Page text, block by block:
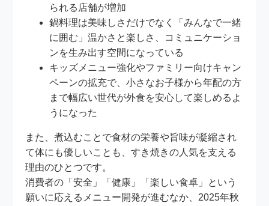
られる店舗が増加
鍋料理は美味しさだけでなく「みんなで一緒
に囲む」温かさと楽しさ、コミュニケーショ
ンを生み出す空間になっている
キッズメニュー強化やファミリー向けキャン
ペーンの拡充で、小さなお子様から年配の方
まで幅広い世代が外食を安心して楽しめるよ
うになった
また、煮込むことで食材の栄養や旨味が凝縮され
て体にも優しいことも、すき焼きの人気を支える
理由のひとつです。
消費者の「安全」「健康」「楽しい食卓」という
願いに応えるメニュー開発が進むなか、2025年秋